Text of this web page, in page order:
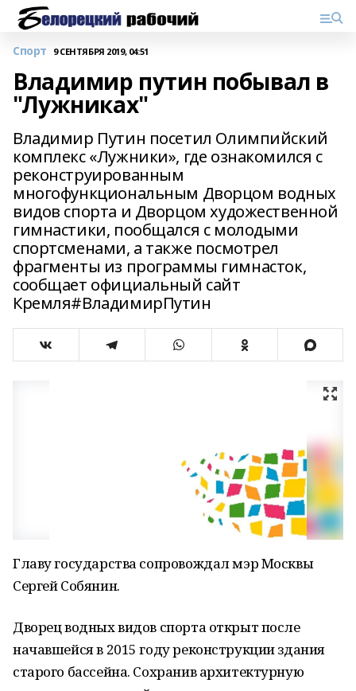
Спорт 9 СЕНТЯБРЯ 2019, 04:51
Владимир путин побывал в
"Лужниках"
Владимир Путин посетил Олимпийский
комплекс «Лужники», где ознакомился с
реконструированным
многофункциональным Дворцом водных
видов спорта и Дворцом художественной
гимнастики, пообщался с молодыми
спортсменами, а также посмотрел
фрагменты из программы гимнасток,
сообщает официальный сайт
Кремля#ВладимирПутин
Главу государства сопровождал мэр Москвы
Сергей Собянин.
Дворец водных видов спорта открыт после
начавшейся в 2015 году реконструкции здания
старого бассейна. Сохранив архитектурную